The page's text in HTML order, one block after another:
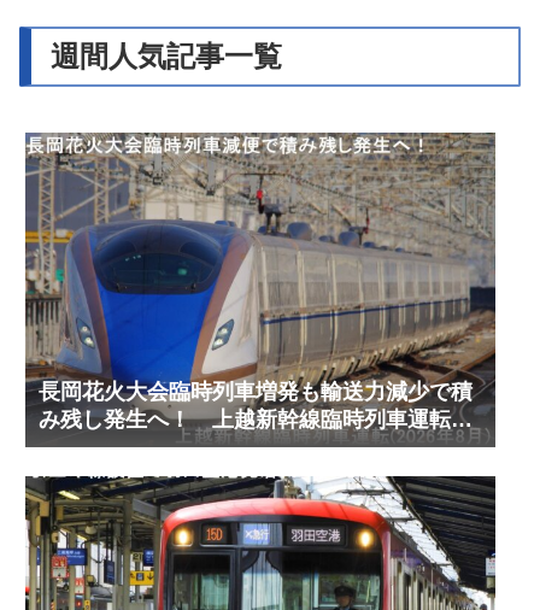
週間人気記事一覧
長岡花火大会臨時列車増発も輸送力減少で積
み残し発生へ！ 上越新幹線臨時列車運転
(2026年8月)